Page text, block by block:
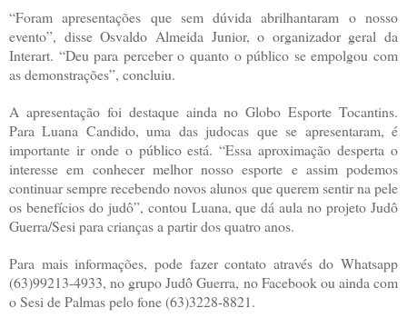
“Foram apresentações que sem dúvida abrilhantaram o nosso
evento”, disse Osvaldo Almeida Junior, o organizador geral da
Interart. “Deu para perceber o quanto o público se empolgou com
as demonstrações”, concluiu.
A apresentação foi destaque ainda no Globo Esporte Tocantins.
Para Luana Candido, uma das judocas que se apresentaram, é
importante ir onde o público está. “Essa aproximação desperta o
interesse em conhecer melhor nosso esporte e assim podemos
continuar sempre recebendo novos alunos que querem sentir na pele
os benefícios do judô”, contou Luana, que dá aula no projeto Judô
Guerra/Sesi para crianças a partir dos quatro anos.
Para mais informações, pode fazer contato através do Whatsapp
(63)99213-4933, no grupo Judô Guerra, no Facebook ou ainda com
o Sesi de Palmas pelo fone (63)3228-8821.